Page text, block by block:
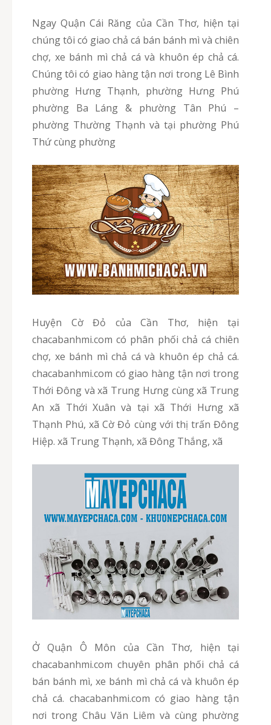
Ngay Quận Cái Răng của Cần Thơ, hiện tại
chúng tôi có giao chả cá bán bánh mì và chiên
chợ, xe bánh mì chả cá và khuôn ép chả cá.
Chúng tôi có giao hàng tận nơi trong Lê Bình
phường Hưng Thạnh, phường Hưng Phú
phường Ba Láng & phường Tân Phú –
phường Thường Thạnh và tại phường Phú
Thứ cùng phường
Huyện Cờ Đỏ của Cần Thơ, hiện tại
chacabanhmi.com có phân phối chả cá chiên
chợ, xe bánh mì chả cá và khuôn ép chả cá.
chacabanhmi.com có giao hàng tận nơi trong
Thới Đông và xã Trung Hưng cùng xã Trung
An xã Thới Xuân và tại xã Thới Hưng xã
Thạnh Phú, xã Cờ Đỏ cùng với thị trấn Đông
Hiệp. xã Trung Thạnh, xã Đông Thắng, xã
Ở Quận Ô Môn của Cần Thơ, hiện tại
chacabanhmi.com chuyên phân phối chả cá
bán bánh mì, xe bánh mì chả cá và khuôn ép
chả cá. chacabanhmi.com có giao hàng tận
nơi trong Châu Văn Liêm và cùng phường